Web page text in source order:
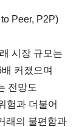
Peer, P2P)
시장 규모는
커졌으며
전망도
험과 더불어
래의 불편함과